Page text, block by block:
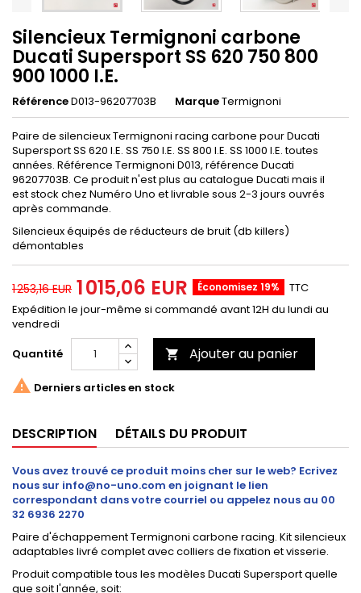
Silencieux Termignoni carbone
Ducati Supersport SS 620 750 800
900 1000 I.E.
RéférenceD013-96207703B MarqueTermignoni
Paire de silencieux Termignoni racing carbone pour Ducati
Supersport SS 620 I.E. SS 750 I.E. SS 800 I.E. SS 1000 I.E. toutes
années. Référence Termignoni D013, référence Ducati
96207703B. Ce produit n'est plus au catalogue Ducati mais il
est stock chez Numéro Uno et livrable sous 2-3 jours ouvrés
après commande.
Silencieux équipés de réducteurs de bruit (db killers)
démontables
1 253,16 EUR 1 015,06 EUR Économisez 19%
TTC
Expédition le jour-même si commandé avant 12H du lundi au
vendredi
Quantité
 Ajouter au panier
 Derniers articles en stock
DESCRIPTION DÉTAILS DU PRODUIT
Vous avez trouvé ce produit moins cher sur le web? Ecrivez
nous sur info@no-uno.com en joignant le lien
correspondant dans votre courriel ou appelez nous au 00
32 6936 2270
Paire d'échappement Termignoni carbone racing. Kit silencieux
adaptables livré complet avec colliers de fixation et visserie.
Produit compatible tous les modèles Ducati Supersport quelle
que soit l'année, soit: